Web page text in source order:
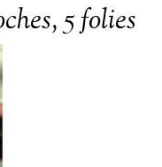
5 folies